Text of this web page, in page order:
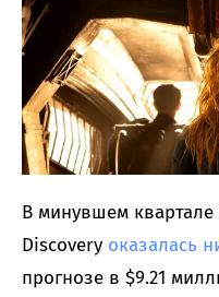
В минувшем квартале
Discovery оказалась
прогнозе в $9.21